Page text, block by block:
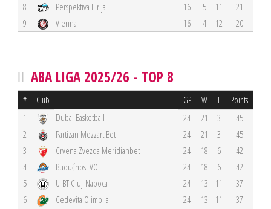
8
Perspektiva Ilirija 16 5 11
21
9
Vienna 16 4 12 20
ABA LIGA 2025/26 - TOP 8
# Club GP W L Points
1 Dubai Basketball 24 21 3
45
2
Partizan Mozzart Bet 24 21 3
45
3
Crvena Zvezda Meridianbet 24 18 6
42
4
Budućnost VOLI 24 18 6
42
5
U-BT Cluj-Napoca 24 13 11
37
6
Cedevita Olimpija 24 13 11
37